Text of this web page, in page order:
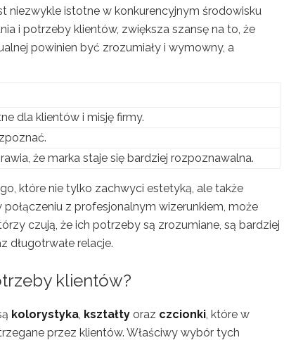
niezwykle istotne w konkurencyjnym środowisku
i potrzeby klientów, zwiększa szansę na to, że
powinien być zrozumiały i wymowny, a
dla klientów i misję firmy.
że marka staje się bardziej rozpoznawalna.
które nie tylko zachwyci estetyką, ale także
z profesjonalnym wizerunkiem, może
czują, że ich potrzeby są zrozumiane, są bardziej
długotrwałe relacje.
klientów?
kolorystyka, kształty oraz czcionki, które w
przez klientów. Właściwy wybór tych